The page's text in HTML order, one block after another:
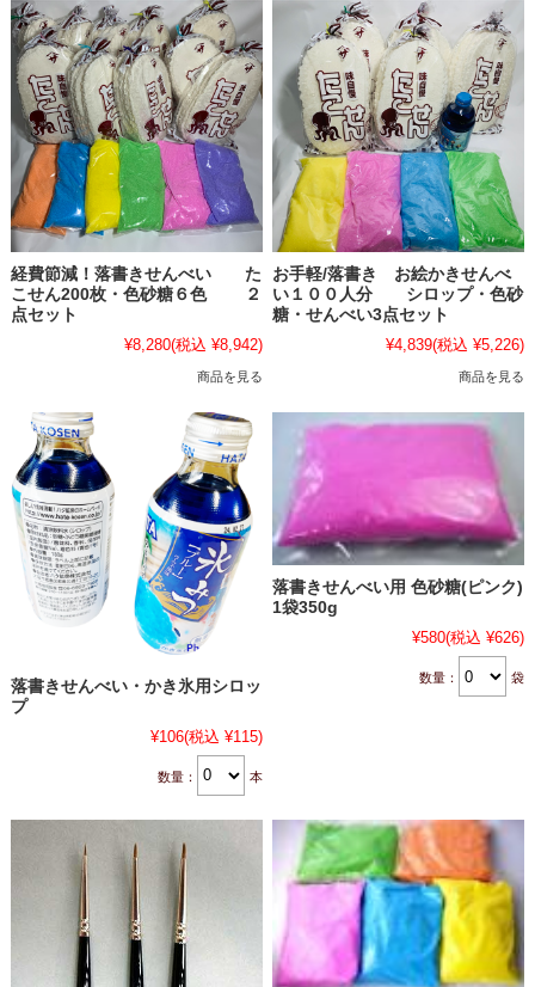
経費節減！落書きせんべい た
こせん200枚・色砂糖６色 ２
点セット
¥8,280(税込 ¥8,942)
商品を見る
お手軽/落書き お絵かきせんべ
い１００人分 シロップ・色砂
糖・せんべい3点セット
¥4,839(税込 ¥5,226)
商品を見る
落書きせんべい・かき氷用シロッ
プ
¥106(税込 ¥115)
数量： 本
落書きせんべい用 色砂糖(ピンク)
1袋350g
¥580(税込 ¥626)
数量： 袋